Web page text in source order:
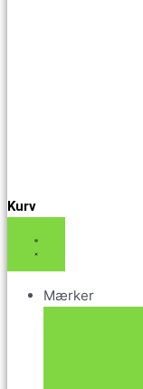
Kurv
Mærker